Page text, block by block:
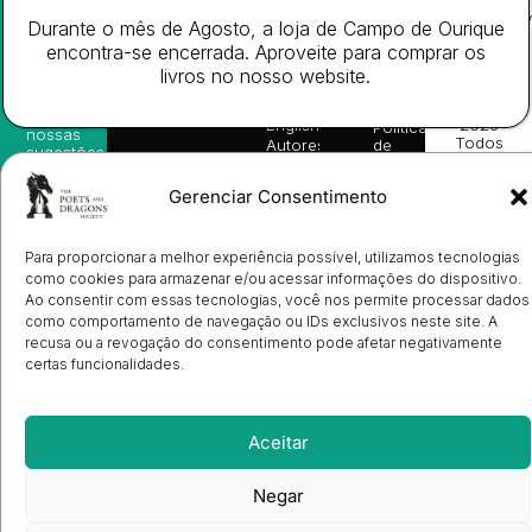
Gerenciar Consentimento
Para proporcionar a melhor experiência possível, utilizamos tecnologias
como cookies para armazenar e/ou acessar informações do dispositivo.
Ao consentir com essas tecnologias, você nos permite processar dados
como comportamento de navegação ou IDs exclusivos neste site. A
recusa ou a revogação do consentimento pode afetar negativamente
certas funcionalidades.
Aceitar
Negar
Livros
da
Editora
Books
English
Autores
Ulysses
Contactos
Envio
de
Manuscritos
Candidatura
de
Ilustradores
Condições
Gerais de
Política
de
Livro de
se na
nossa
newsletter
nossas
sugestões
de
leitura,
novidades
sobre
vantagens
exclusivas
e
diretamente
no seu
e-mail.
por
Turn
2026
Todos
Durante o mês de Agosto, a loja de Campo de Ourique
encontra-se encerrada. Aproveite para comprar os
livros no nosso website.